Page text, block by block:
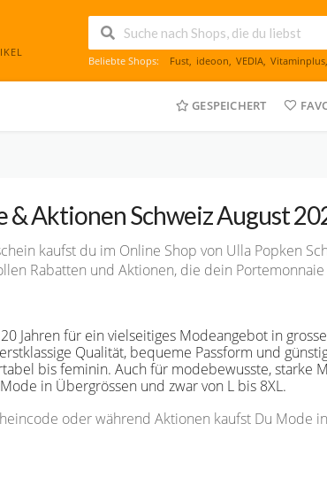
Beliebte Shops: Fust, ideoon, VEDIA, Vitaminplus
GESPEICHERT
& Aktionen Schweiz August
kaufst du im Online Shop von Ulla Popken
Rabatten und Aktionen, die dein
Jahren für ein vielseitiges Modeangebot in
Qualität, bequeme Passform und
bis feminin. Auch für modebewusste, starke
in Übergrössen und zwar von L bis 8XL.
oder während Aktionen kaufst Du Mode